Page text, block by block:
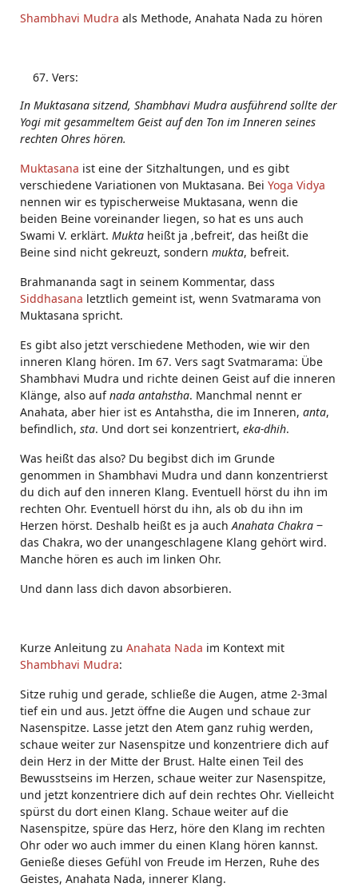
Shambhavi Mudra als Methode, Anahata Nada zu hören
Vers:
In Muktasana sitzend, Shambhavi Mudra ausführend sollte der
Yogi mit gesammeltem Geist auf den Ton im Inneren seines
rechten Ohres hören.
Muktasana ist eine der Sitzhaltungen, und es gibt
verschiedene Variationen von Muktasana. Bei Yoga Vidya
nennen wir es typischerweise Muktasana, wenn die
beiden Beine voreinander liegen, so hat es uns auch
Swami V. erklärt. Mukta heißt ja ‚befreit‘, das heißt die
Beine sind nicht gekreuzt, sondern mukta, befreit.
Brahmananda sagt in seinem Kommentar, dass
Siddhasana letztlich gemeint ist, wenn Svatmarama von
Muktasana spricht.
Es gibt also jetzt verschiedene Methoden, wie wir den
inneren Klang hören. Im 67. Vers sagt Svatmarama: Übe
Shambhavi Mudra und richte deinen Geist auf die inneren
Klänge, also aufnada antahstha. Manchmal nennt er
Anahata, aber hier ist es Antahstha, die im Inneren, anta,
befindlich, sta. Und dort sei konzentriert, eka-dhih.
Was heißt das also? Du begibst dich im Grunde
genommen in Shambhavi Mudra und dann konzentrierst
du dich auf den inneren Klang. Eventuell hörst du ihn im
rechten Ohr. Eventuell hörst du ihn, als ob du ihn im
Herzen hörst. Deshalb heißt es ja auch Anahata Chakra ‒
das Chakra, wo der unangeschlagene Klang gehört wird.
Manche hören es auch im linken Ohr.
Und dann lass dich davon absorbieren.
Kurze Anleitung zu Anahata Nada im Kontext mit
Shambhavi Mudra:
Sitze ruhig und gerade, schließe die Augen, atme 2-3mal
tief ein und aus. Jetzt öffne die Augen und schaue zur
Nasenspitze. Lasse jetzt den Atem ganz ruhig werden,
schaue weiter zur Nasenspitze und konzentriere dich auf
dein Herz in der Mitte der Brust. Halte einen Teil des
Bewusstseins im Herzen, schaue weiter zur Nasenspitze,
und jetzt konzentriere dich auf dein rechtes Ohr. Vielleicht
spürst du dort einen Klang. Schaue weiter auf die
Nasenspitze, spüre das Herz, höre den Klang im rechten
Ohr oder wo auch immer du einen Klang hören kannst.
Genieße dieses Gefühl von Freude im Herzen, Ruhe des
Geistes, Anahata Nada, innerer Klang.